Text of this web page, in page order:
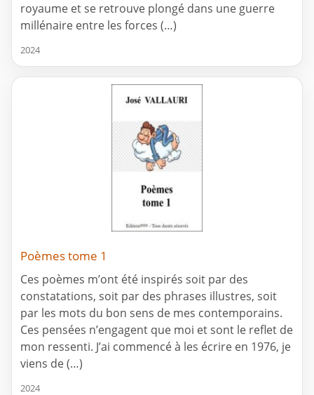
royaume et se retrouve plongé dans une guerre
millénaire entre les forces (…)
2024
Poèmes tome 1
Ces poèmes m’ont été inspirés soit par des
constatations, soit par des phrases illustres, soit
par les mots du bon sens de mes contemporains.
Ces pensées n’engagent que moi et sont le reflet de
mon ressenti. J’ai commencé à les écrire en 1976, je
viens de (…)
2024